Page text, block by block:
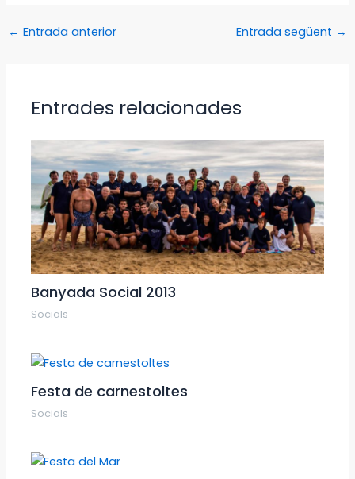
← Entrada anterior Entrada següent →
Entrades relacionades
Banyada Social 2013
Socials
Festa de carnestoltes
Socials